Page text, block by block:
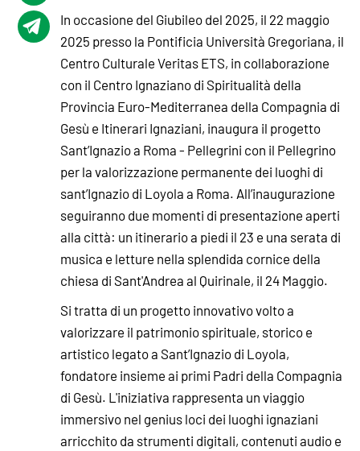
In occasione del Giubileo del 2025, il 22 maggio
2025 presso la Pontificia Università Gregoriana, il
Centro Culturale Veritas ETS, in collaborazione
con il Centro Ignaziano di Spiritualità della
Provincia Euro-Mediterranea della Compagnia di
Gesù e Itinerari Ignaziani, inaugura il progetto
Sant’Ignazio a Roma - Pellegrini con il Pellegrino
per la valorizzazione permanente dei luoghi di
sant’Ignazio di Loyola a Roma. All’inaugurazione
seguiranno due momenti di presentazione aperti
alla città: un itinerario a piedi il 23 e una serata di
musica e letture nella splendida cornice della
chiesa di Sant'Andrea al Quirinale, il 24 Maggio.
Si tratta di un progetto innovativo volto a
valorizzare il patrimonio spirituale, storico e
artistico legato a Sant’Ignazio di Loyola,
fondatore insieme ai primi Padri della Compagnia
di Gesù. L'iniziativa rappresenta un viaggio
immersivo nel genius loci dei luoghi ignaziani
arricchito da strumenti digitali, contenuti audio e